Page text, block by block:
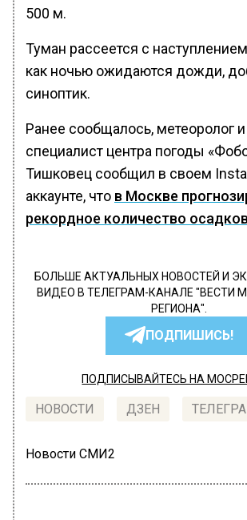
500 м.
Туман рассеется с
как ночью ожидаются дожди,
синоптик.
Ранее сообщалось, метеоролог
специалист центра погоды
Тишковец сообщил в своем
аккаунте, что в Москве
рекордное количество
БОЛЬШЕ АКТУАЛЬНЫХ НОВОСТЕЙ И
ВИДЕО В ТЕЛЕГРАМ-КАНАЛЕ "ВЕСТИ
РЕГИОНА".
ПОДПИШИСЬ!
ПОДПИСЫВАЙТЕСЬ НА
НОВОСТИ ДЗЕН
Новости СМИ2